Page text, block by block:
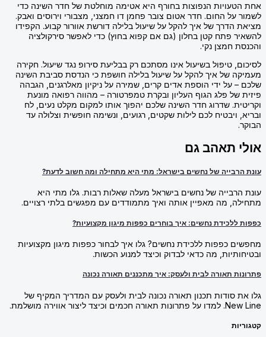
אחת הטעויות הנפוצות בחורף היא אטימה מוחלטת של חדר השינה כדי
לשמור על החום. חדר אטום צובר פחמן דו חמצני, מצבורי וירוסים ואבק.
מציאת הדרך של איך להקל על שיעול בלילה דורשת אוורור קבוע. הקפידו
להשאיר פתח קטן בחלון (גם אם קפוא בחוץ) כדי לאפשר סירקולציה
והכנסת חמצן נקי.
לסיכום, טיפול בשיעול אינו מסתכם רק בבליעת סירופ נגד שיעול. חקירה
מעמיקה של איך להקל על שיעול בלילה חושפת כי הנדסת סביבת השינה
שלכם – על ידי הוספת אדים קרים, שמירה על ניקיון מאלרגנים, הגבהה
פיזית של פלג הגוף העליון ובקרת טמפרטורה – מהווה רפואה מונעת
וקריטית. שדרוג חדר השינה שלכם יהפוך אותו למקום מקלט נעים, לח
ובריא, ויבטיח לכם לילות שקטים, רגועים, ונשימה חופשית וצלולה עד
הבוקר.
אולי תאהב גם
עונת הרבייה של נחשים בישראל: מתי היא מתחילה ומה חשוב לדעת?
עונת הרבייה של נחשים בישראל מעלה שאלות רבות. גלו מתי היא
מתחילה, מה מאפיין אותה ואיך מתמודדים עם מפגשים בלתי רצויים.
כפפות ללכידת נחשים: איך בוחרים כפפות מיגון מקצועיות?
מחפשים כפפות ללכידת נחשים? גלו איך לבחור כפפות מיגון מקצועיות
ובטיחותיות, מה כדאי לבדוק וכיצד למנוע הכשות.
פתרונות תאורה לבית ולעסק: איך מתכננים תאורה נכונה
גלו את סודות תכנון תאורה נכונה לבית ולעסק עם המדריך המקיף של
New Line. למדו על פתרונות תאורה חכמים וכיצד ליצור אווירה מושלמת.
קטגוריות